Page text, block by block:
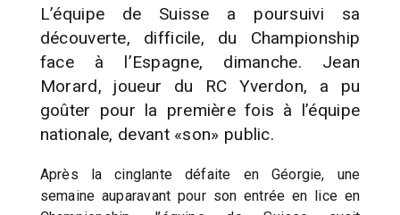
L’équipe de Suisse a poursuivi sa
découverte, difficile, du Championship
face à l’Espagne, dimanche. Jean
Morard, joueur du RC Yverdon, a pu
goûter pour la première fois à l’équipe
nationale, devant «son» public.
Après la cinglante défaite en Géorgie, une
semaine auparavant pour son entrée en lice en